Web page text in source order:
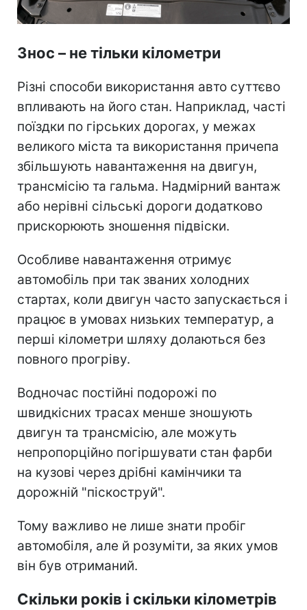
Знос – не тільки кілометри
Різні способи використання авто суттєво
впливають на його стан. Наприклад, часті
поїздки по гірських дорогах, у межах
великого міста та використання причепа
збільшують навантаження на двигун,
трансмісію та гальма. Надмірний вантаж
або нерівні сільські дороги додатково
прискорюють зношення підвіски.
Особливе навантаження отримує
автомобіль при так званих холодних
стартах, коли двигун часто запускається і
працює в умовах низьких температур, а
перші кілометри шляху долаються без
повного прогріву.
Водночас постійні подорожі по
швидкісних трасах менше зношують
двигун та трансмісію, але можуть
непропорційно погіршувати стан фарби
на кузові через дрібні камінчики та
дорожній "піскоструй".
Тому важливо не лише знати пробіг
автомобіля, але й розуміти, за яких умов
він був отриманий.
Скільки років і скільки кілометрів